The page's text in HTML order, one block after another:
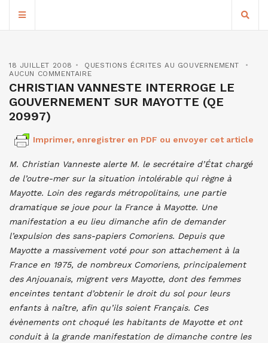
18 JUILLET 2008
QUESTIONS ÉCRITES AU GOUVERNEMENT
AUCUN COMMENTAIRE
CHRISTIAN VANNESTE INTERROGE LE
GOUVERNEMENT SUR MAYOTTE (QE
20997)
Imprimer, enregistrer en PDF ou envoyer cet article
M. Christian Vanneste alerte M. le secrétaire d’État chargé
de l’outre-mer sur la situation intolérable qui règne à
Mayotte. Loin des regards métropolitains, une partie
dramatique se joue pour la France à Mayotte. Une
manifestation a eu lieu dimanche afin de demander
l’expulsion des sans-papiers Comoriens. Depuis que
Mayotte a massivement voté pour son attachement à la
France en 1975, de nombreux Comoriens, principalement
des Anjouanais, migrent vers Mayotte, dont des femmes
enceintes tentant d’obtenir le droit du sol pour leurs
enfants à naître, afin qu’ils soient Français. Ces
évènements ont choqué les habitants de Mayotte et ont
conduit à la grande manifestation de dimanche contre les